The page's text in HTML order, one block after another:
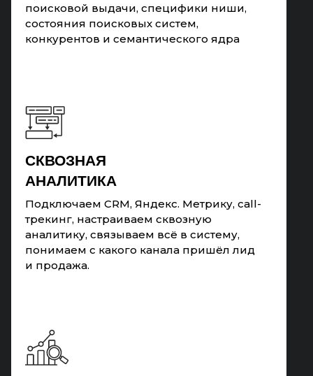
поисковой выдачи, специфики ниши,
состояния поисковых систем,
конкурентов и семантического ядра
Подключаем CRM, Яндекс. Метрику, call-
трекинг, настраиваем сквозную
аналитику, связываем всё в систему,
понимаем с какого канала пришёл лид
и продажа.
СКВОЗНАЯ
АНАЛИТИКА